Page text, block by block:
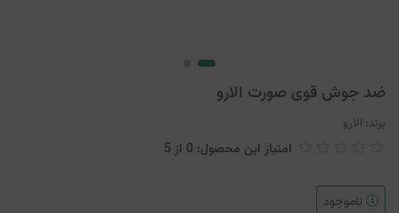
ضد جوش قوی صورت الارو
برند: الارو
امتیاز این محصول: 0 از 5
ناموجود